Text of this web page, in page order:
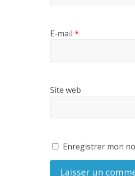
E-mail *
Site web
Enregistrer mon